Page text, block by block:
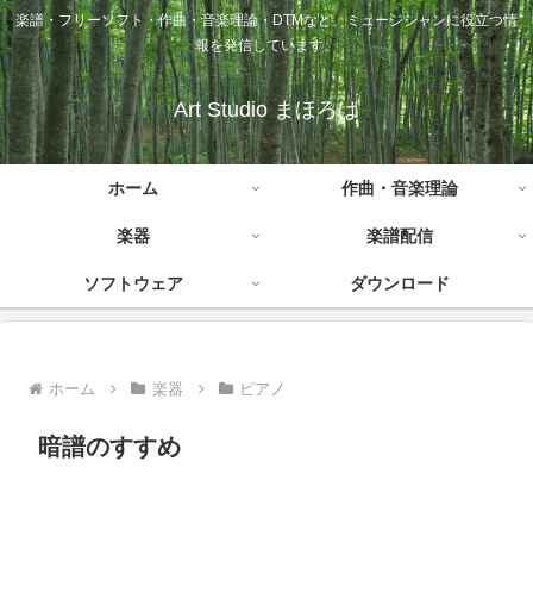
楽譜・フリーソフト・作曲・音楽理論・DTMなど、ミュージシャンに役立つ情
報を発信しています。
Art Studio まほろば
ホーム 作曲・音楽理論
楽器 楽譜配信
ソフトウェア ダウンロード
ホーム 楽器 ピアノ
暗譜のすすめ